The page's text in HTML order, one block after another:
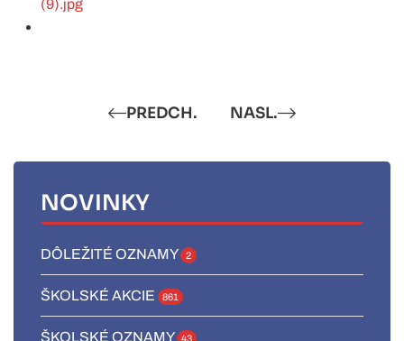
PREDCH. NASL.
NOVINKY
DÔLEŽITÉ OZNAMY 2
ŠKOLSKÉ AKCIE 861
ŠKOLSKÉ OZNAMY 43